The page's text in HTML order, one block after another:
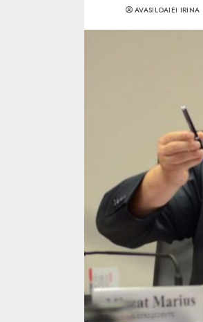
AVASILOAIEI IRINA
5